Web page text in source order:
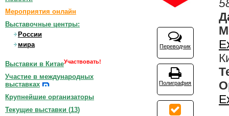
Переводчик
Полиграфия
Мероприятия онлайн
Выставочные центры:
России
мира
Выставки в КитаеУчаствовать!
Участие в международных
выставках
Крупнейшие организаторы
Текущие выставки (13)